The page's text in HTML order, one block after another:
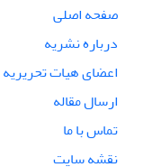
صفحه اصلی
درباره نشریه
اعضای هیات تحریریه
ارسال مقاله
تماس با ما
نقشه سایت